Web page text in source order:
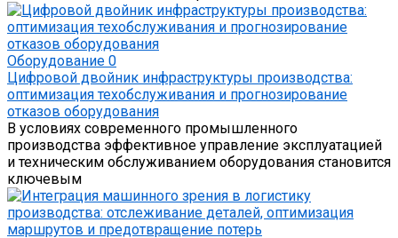
Оборудование 0
Цифровой двойник инфраструктуры производства:
оптимизация техобслуживания и прогнозирование
отказов оборудования
В условиях современного промышленного
производства эффективное управление эксплуатацией
и техническим обслуживанием оборудования становится
ключевым